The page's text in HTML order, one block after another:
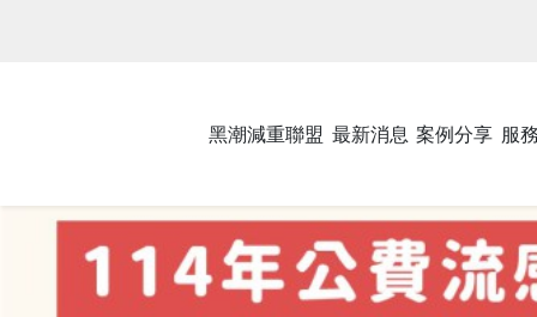
黑潮減重聯盟 最新消息 案例分享 服